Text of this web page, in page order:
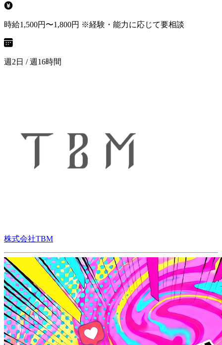
時給1,500円〜1,800円 ※経験・能力に応じて要相談
週2日 / 週16時間
株式会社TBM